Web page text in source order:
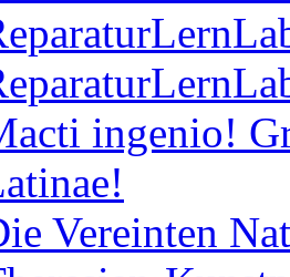
ingenio!
Vereinten